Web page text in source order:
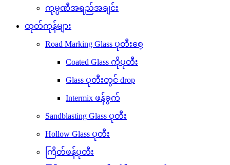
ကုမ္ပဏီအရည်အချင်း
ထုတ်ကုန်များ
Road Marking Glass ပုတီးစေ့
Coated Glass ကိုပုတီး
Glass ပုတီးတွင် drop
Intermix ဖန်ခွက်
Sandblasting Glass ပုတီး
Hollow Glass ပုတီး
ကြိတ်ဖန်ပုတီး